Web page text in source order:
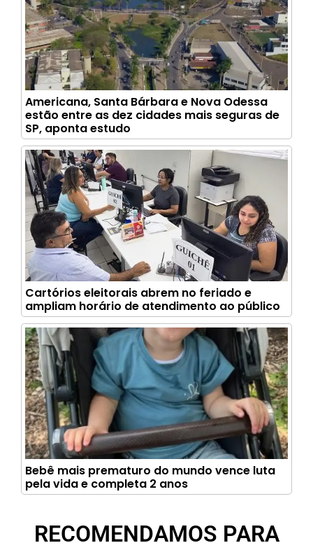
Americana, Santa Bárbara e Nova Odessa
estão entre as dez cidades mais seguras de
SP, aponta estudo
Cartórios eleitorais abrem no feriado e
ampliam horário de atendimento ao público
Bebê mais prematuro do mundo vence luta
pela vida e completa 2 anos
RECOMENDAMOS PARA